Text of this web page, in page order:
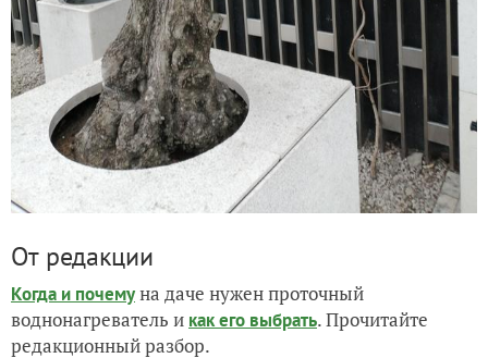
От редакции
Когда и почемуна даче нужен проточный
воднонагреватель и как его выбрать. Прочитайте
редакционный разбор.